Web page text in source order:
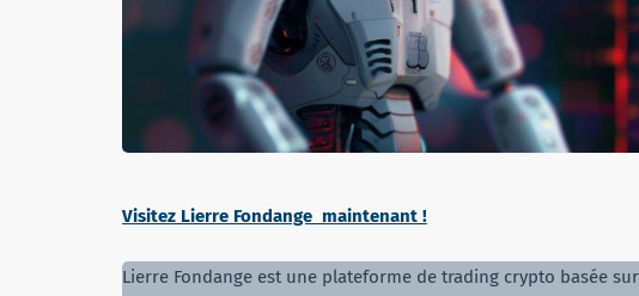
Visitez Lierre Fondange maintenant !
Lierre Fondange est une plateforme de trading crypto basée